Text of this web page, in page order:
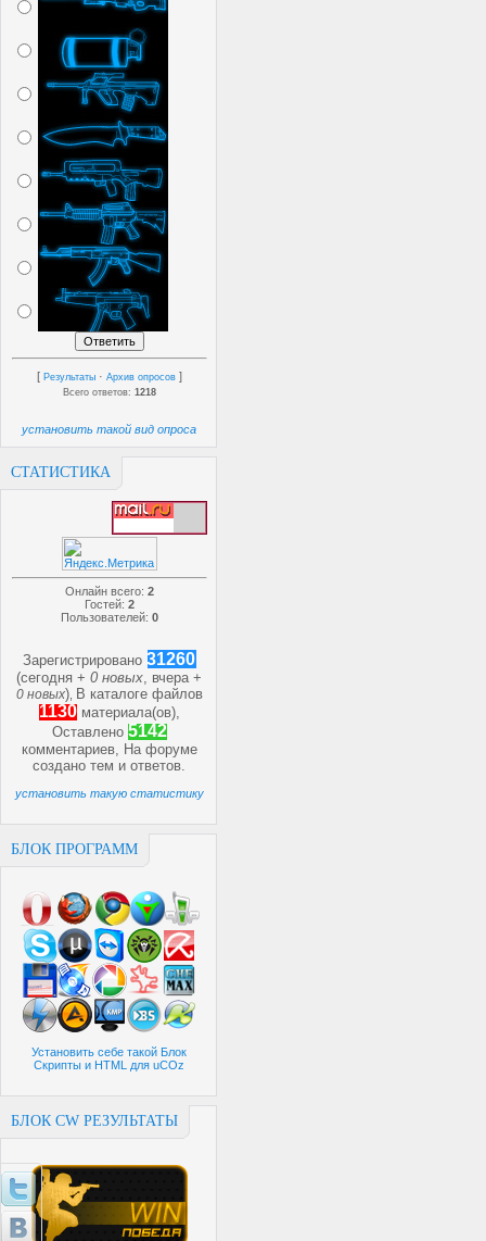
[ Результаты · Архив опросов ]
Всего ответов: 1218
установить такой вид опроса
СТАТИСТИКА
Онлайн всего: 2
Гостей: 2
Пользователей: 0
Зарегистрировано 31260
(сегодня +0 новых, вчера +
0 новых) В каталоге файлов
1130 материала(ов),
Оставлено 5142
комментариев, На форуме
созданотем иответов.
установить такую статистику
БЛОК ПРОГРАММ
Установить себе такой Блок
Скрипты и HTML для uCOz
БЛОК CW РЕЗУЛЬТАТЫ